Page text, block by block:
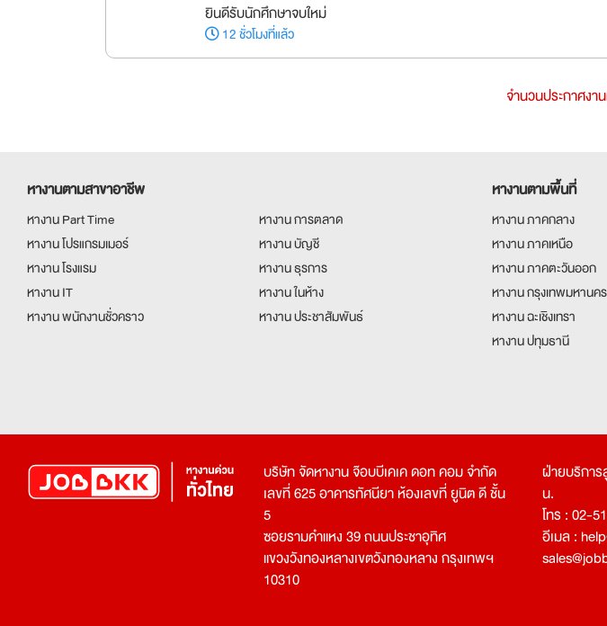
ยินดีรับนักศึกษาจบใหม่
12 ชั่วโมงที่แล้ว
จำนวนประกาศงา
หางานตามสาขาอาชีพ
หางาน Part Time
หางาน การตลาด
หางาน โปรแกรมเมอร์
หางาน บัญชี
หางาน โรงแรม
หางาน ธุรการ
หางาน IT
หางาน ในห้าง
หางาน พนักงานชั่วคราว
หางาน ประชาสัมพันธ์
หางานตามพื้นที่
หางาน ภาคกลาง
หางาน ภาคเหนือ
หางาน ภาคตะวันออก
หางาน กรุงเทพมหานคร
หางาน ฉะเชิงเทรา
หางาน ปทุมธานี
บริษัท จัดหางาน จ๊อบบีเคเค ดอท คอม จำกัด
เลขที่ 625 อาคารทัศนียา ห้องเลขที่ ยูนิต ดี ชั้น
5
ซอยรามคำแหง 39 ถนนประชาอุทิศ
แขวงวังทองหลางเขตวังทองหลาง กรุงเทพฯ
10310
ฝ่ายบริกา
น.
โทร : 02-
อีเมล :